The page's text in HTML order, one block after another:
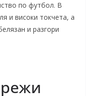
по футбол. В
и високи токчета, а
и разгори